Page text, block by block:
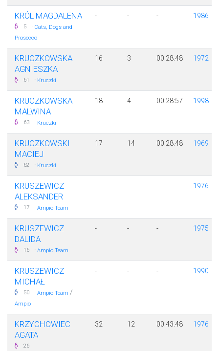
KRÓL MAGDALENA
5 · Cats, Dogs and
Prosecco
- - - 1986
KRUCZKOWSKA
AGNIESZKA
61 · Kruczki
16 3 00:28:48 1972
KRUCZKOWSKA
MALWINA
63 · Kruczki
18 4 00:28:57 1998
KRUCZKOWSKI
MACIEJ
62 · Kruczki
17 14 00:28:48 1969
KRUSZEWICZ
ALEKSANDER
17 · Ampio Team
- - - 1976
KRUSZEWICZ
DALIDA
16 · Ampio Team
- - - 1975
KRUSZEWICZ
MICHAŁ
50 · Ampio Team /
Ampio
- - - 1990
KRZYCHOWIEC
AGATA
26
32 12 00:43:48 1976